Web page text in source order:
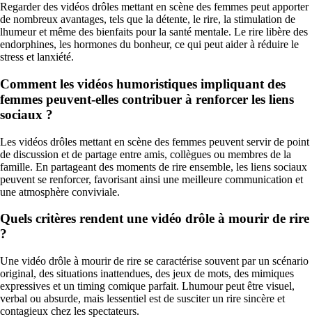
Regarder des vidéos drôles mettant en scène des femmes peut apporter
de nombreux avantages, tels que la détente, le rire, la stimulation de
lhumeur et même des bienfaits pour la santé mentale. Le rire libère des
endorphines, les hormones du bonheur, ce qui peut aider à réduire le
stress et lanxiété.
Comment les vidéos humoristiques impliquant des
femmes peuvent-elles contribuer à renforcer les liens
sociaux ?
Les vidéos drôles mettant en scène des femmes peuvent servir de point
de discussion et de partage entre amis, collègues ou membres de la
famille. En partageant des moments de rire ensemble, les liens sociaux
peuvent se renforcer, favorisant ainsi une meilleure communication et
une atmosphère conviviale.
Quels critères rendent une vidéo drôle à mourir de rire
?
Une vidéo drôle à mourir de rire se caractérise souvent par un scénario
original, des situations inattendues, des jeux de mots, des mimiques
expressives et un timing comique parfait. Lhumour peut être visuel,
verbal ou absurde, mais lessentiel est de susciter un rire sincère et
contagieux chez les spectateurs.